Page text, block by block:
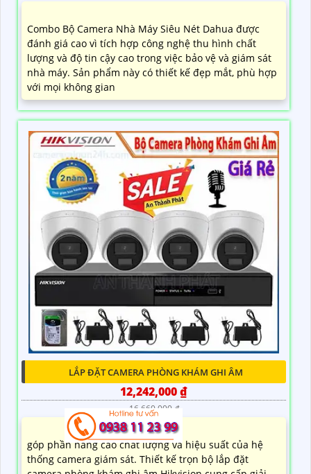
Combo Bộ Camera Nhà Máy Siêu Nét Dahua được
đánh giá cao vì tích hợp công nghệ thu hình chất
lượng và độ tin cậy cao trong việc bảo vệ và giám sát
nhà máy. Sản phẩm này có thiết kế đẹp mắt, phù hợp
với mọi không gian
LẮP ĐẶT CAMERA PHÒNG KHÁM GHI ÂM
12,242,000 ₫
16,660,000 ₫
góp phần nâng cao chất lượng và hiệu suất của hệ
thống camera giám sát. Thiết kế trọn bộ lắp đặt